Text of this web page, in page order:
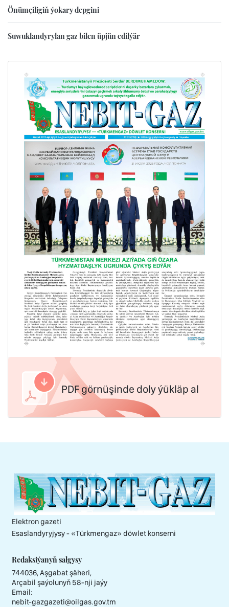
Önümçiligiň ýokary depgini
Suwuklandyrylan gaz bilen üpjün edilýär
PDF görnüşinde doly ýükläp al
Elektron gazeti
Esaslandyryjysy - «Тürkmengaz» döwlet konserni
Redaksiýanyň salgysy
744036, Aşgabat şäheri,
Arçabil şaýolunyň 58-nji jaýy
Email:
nebit-gazgazeti@oilgas.gov.tm